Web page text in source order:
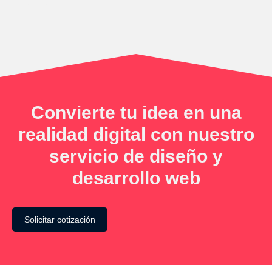
Convierte tu idea en una
realidad digital con nuestro
servicio de diseño y
desarrollo web
Solicitar cotización